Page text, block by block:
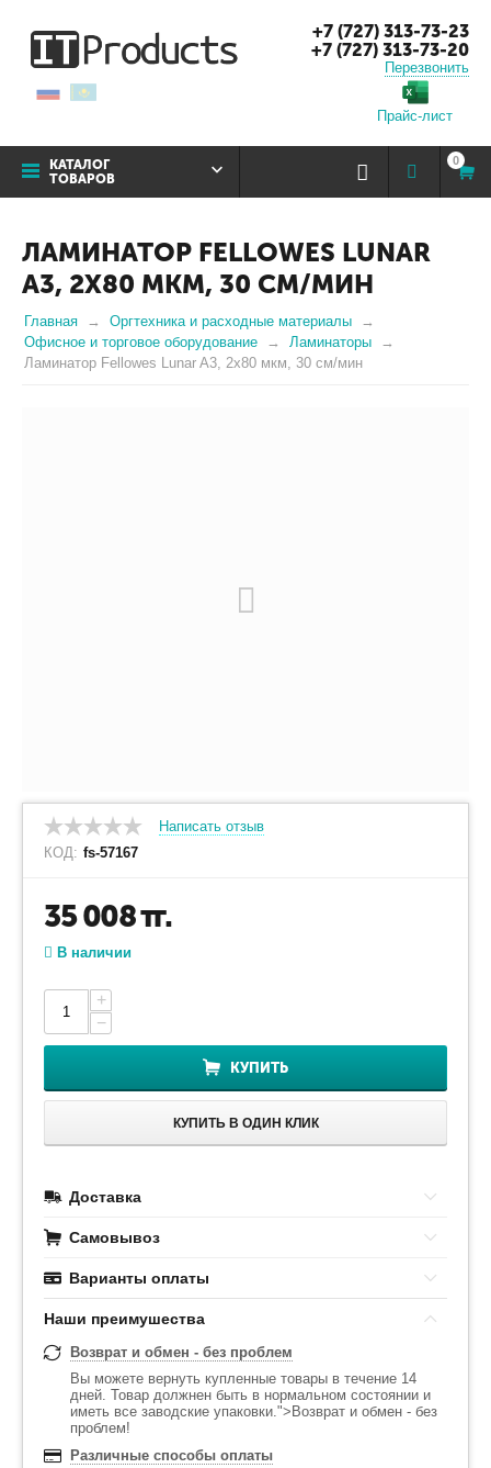
+7 (727) 313-73-23
+7 (727) 313-73-20
Перезвонить
Прайс-лист
КАТАЛОГ
ТОВАРОВ
0
ЛАМИНАТОР FELLOWES LUNAR
A3, 2Х80 МКМ, 30 СМ/МИН
Главная
Оргтехника и расходные материалы
Офисное и торговое оборудование
Ламинаторы
Ламинатор Fellowes Lunar A3, 2х80 мкм, 30 см/мин
Написать отзыв
КОД: fs-57167
35 008тг.
В наличии
+
−
КУПИТЬ
КУПИТЬ В ОДИН КЛИК
Доставка
Самовывоз
Варианты оплаты
Наши преимушества
Возврат и обмен - без проблем
Вы можете вернуть купленные товары в течение 14
дней. Товар должнен быть в нормальном состоянии и
иметь все заводские упаковки.">Возврат и обмен - без
проблем!
Различные способы оплаты